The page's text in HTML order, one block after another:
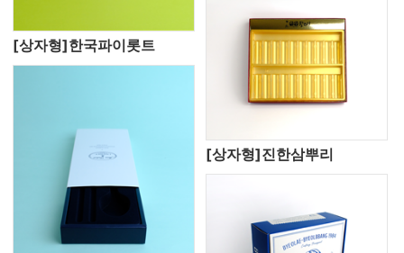
[상자형]한국파이롯트
[상자형]진한삼뿌리